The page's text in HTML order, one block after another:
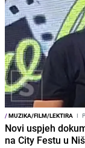
/MUZIKA/FILM/LEKTIRA I
Novi uspjeh
na City Festu u